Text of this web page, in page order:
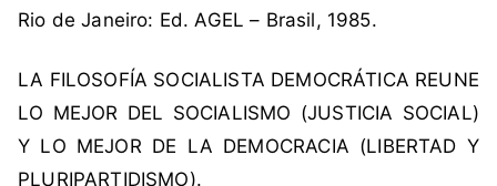
Rio de Janeiro: Ed. AGEL – Brasil, 1985.
LA FILOSOFÍA SOCIALISTA DEMOCRÁTICA REUNE
LO MEJOR DEL SOCIALISMO (JUSTICIA SOCIAL)
Y LO MEJOR DE LA DEMOCRACIA (LIBERTAD Y
PLURIPARTIDISMO).